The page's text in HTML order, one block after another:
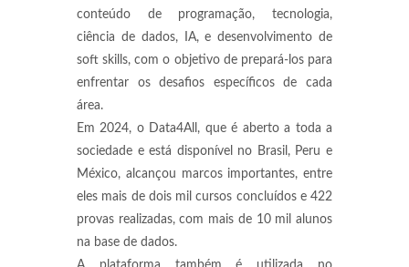
conteúdo de programação, tecnologia,
ciência de dados, IA, e desenvolvimento de
soft skills, com o objetivo de prepará-los para
enfrentar os desafios específicos de cada
área.
Em 2024, o Data4All, que é aberto a toda a
sociedade e está disponível no Brasil, Peru e
México, alcançou marcos importantes, entre
eles mais de dois mil cursos concluídos e 422
provas realizadas, com mais de 10 mil alunos
na base de dados.